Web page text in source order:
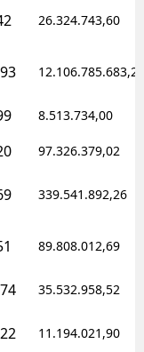
26.324.743,60
12.106.785.683,20
8.513.734,00
97.326.379,02
339.541.892,26
89.808.012,69
35.532.958,52
11.194.021,90